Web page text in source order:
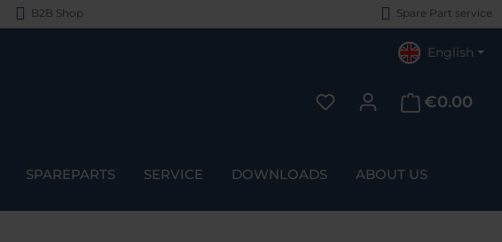
B2B Shop Spare Part service
English
You have 0 wishlist items
€0.00
SPAREPARTS SERVICE DOWNLOADS
ABOUT US